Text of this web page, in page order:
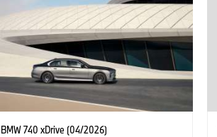
BMW 740 xDrive (04/2026)